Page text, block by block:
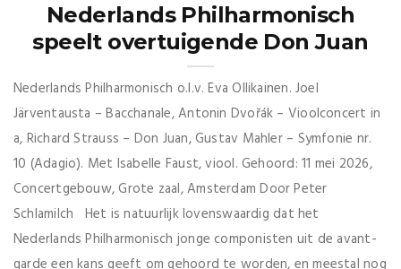
Nederlands Philharmonisch
speelt overtuigende Don Juan
Nederlands Philharmonisch o.l.v. Eva Ollikainen. Joel
Järventausta – Bacchanale, Antonin Dvořák – Vioolconcert in
a, Richard Strauss – Don Juan, Gustav Mahler – Symfonie nr.
10 (Adagio). Met Isabelle Faust, viool. Gehoord: 11 mei 2026,
Concertgebouw, Grote zaal, Amsterdam Door Peter
Schlamilch Het is natuurlijk lovenswaardig dat het
Nederlands Philharmonisch jonge componisten uit de avant-
garde een kans geeft om gehoord te worden, en meestal nog